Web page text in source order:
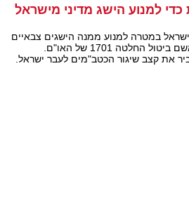
למנוע הישג מדיני מישראל
במטרה למנוע ממנה הישגים צבאיים
החלטה 1701 של האו"ם.
את קצב שיגור הכטב"מים לעבר ישראל.